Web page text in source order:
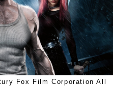
Fox Film Corporation All